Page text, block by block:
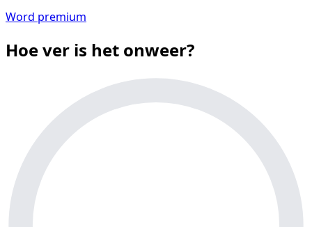
Word premium
Hoe ver is het onweer?